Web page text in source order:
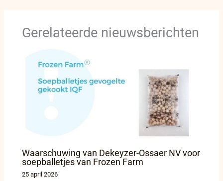
Gerelateerde nieuwsberichten
Waarschuwing van Dekeyzer-Ossaer NV voor
soepballetjes van Frozen Farm
25 april 2026